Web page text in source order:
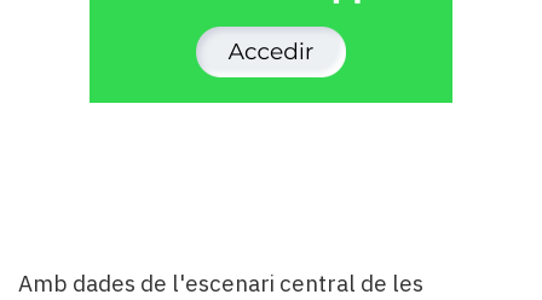
Amb dades de l'escenari central de les